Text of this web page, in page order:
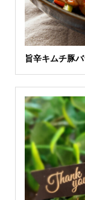
旨辛キムチ豚